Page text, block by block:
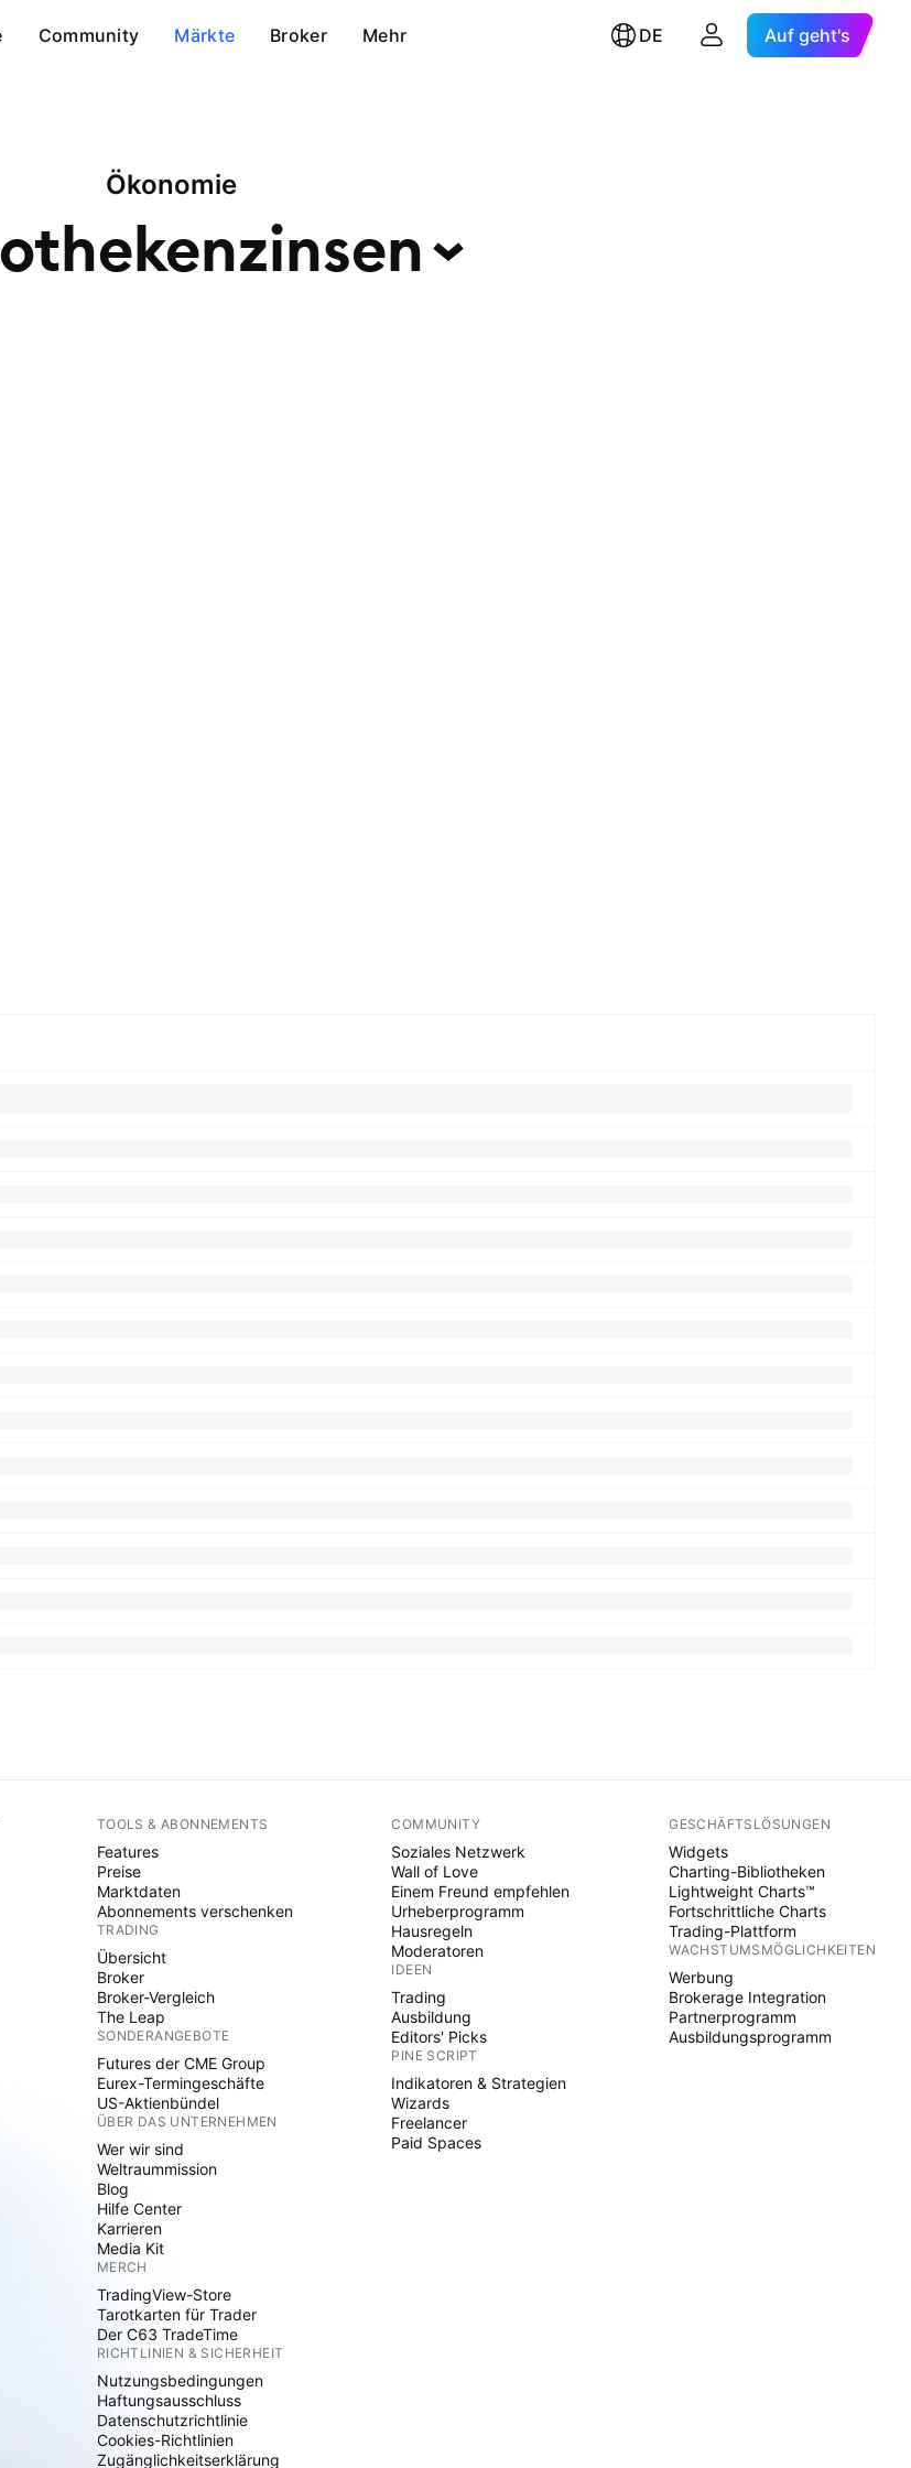
Community Märkte Broker Mehr DE Auf geht's
Ökonomie
TOOLS & ABONNEMENTS
Features
Preise
Marktdaten
Abonnements verschenken
TRADING
Übersicht
Broker
Broker-Vergleich
The Leap
SONDERANGEBOTE
Futures der CME Group
Eurex-Termingeschäfte
US-Aktienbündel
ÜBER DAS UNTERNEHMEN
Wer wir sind
Weltraummission
Blog
Hilfe Center
Karrieren
Media Kit
MERCH
TradingView-Store
Tarotkarten für Trader
Der C63 TradeTime
RICHTLINIEN & SICHERHEIT
Nutzungsbedingungen
Haftungsausschluss
Datenschutzrichtlinie
Cookies-Richtlinien
Zugänglichkeitserklärung
COMMUNITY
Soziales Netzwerk
Wall of Love
Einem Freund empfehlen
Urheberprogramm
Hausregeln
Moderatoren
IDEEN
Trading
Ausbildung
Editors' Picks
PINE SCRIPT
Indikatoren & Strategien
Wizards
Freelancer
Paid Spaces
GESCHÄFTSLÖSUNGEN
Widgets
Charting-Bibliotheken
Lightweight Charts™
Fortschrittliche Charts
Trading-Plattform
WACHSTUMSMÖGLICHKEITEN
Werbung
Brokerage Integration
Partnerprogramm
Ausbildungsprogramm